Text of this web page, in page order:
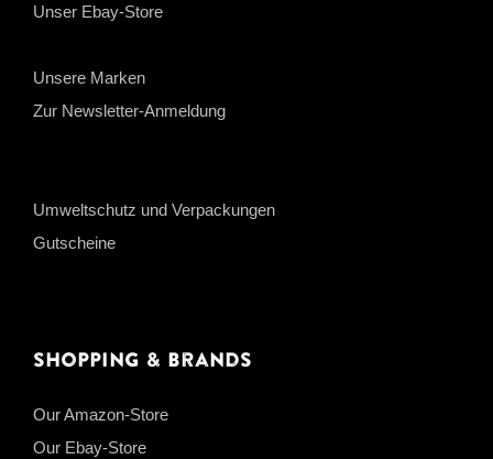
Unser Ebay-Store
Unsere Marken
Zur Newsletter-Anmeldung
Umweltschutz und Verpackungen
Gutscheine
Shopping & Brands
Our Amazon-Store
Our Ebay-Store